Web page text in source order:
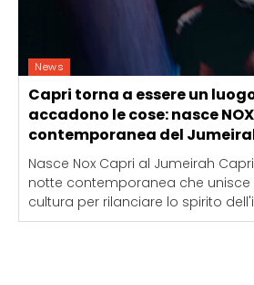
News
Capri torna a essere un
accadono le cose: nasce
contemporanea del
Nasce Nox Capri al Jumeirah
notte contemporanea che unisce
cultura per rilanciare lo spirito